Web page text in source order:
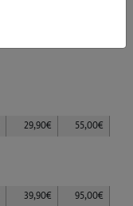
29,90€
55,00€
39,90€
95,00€